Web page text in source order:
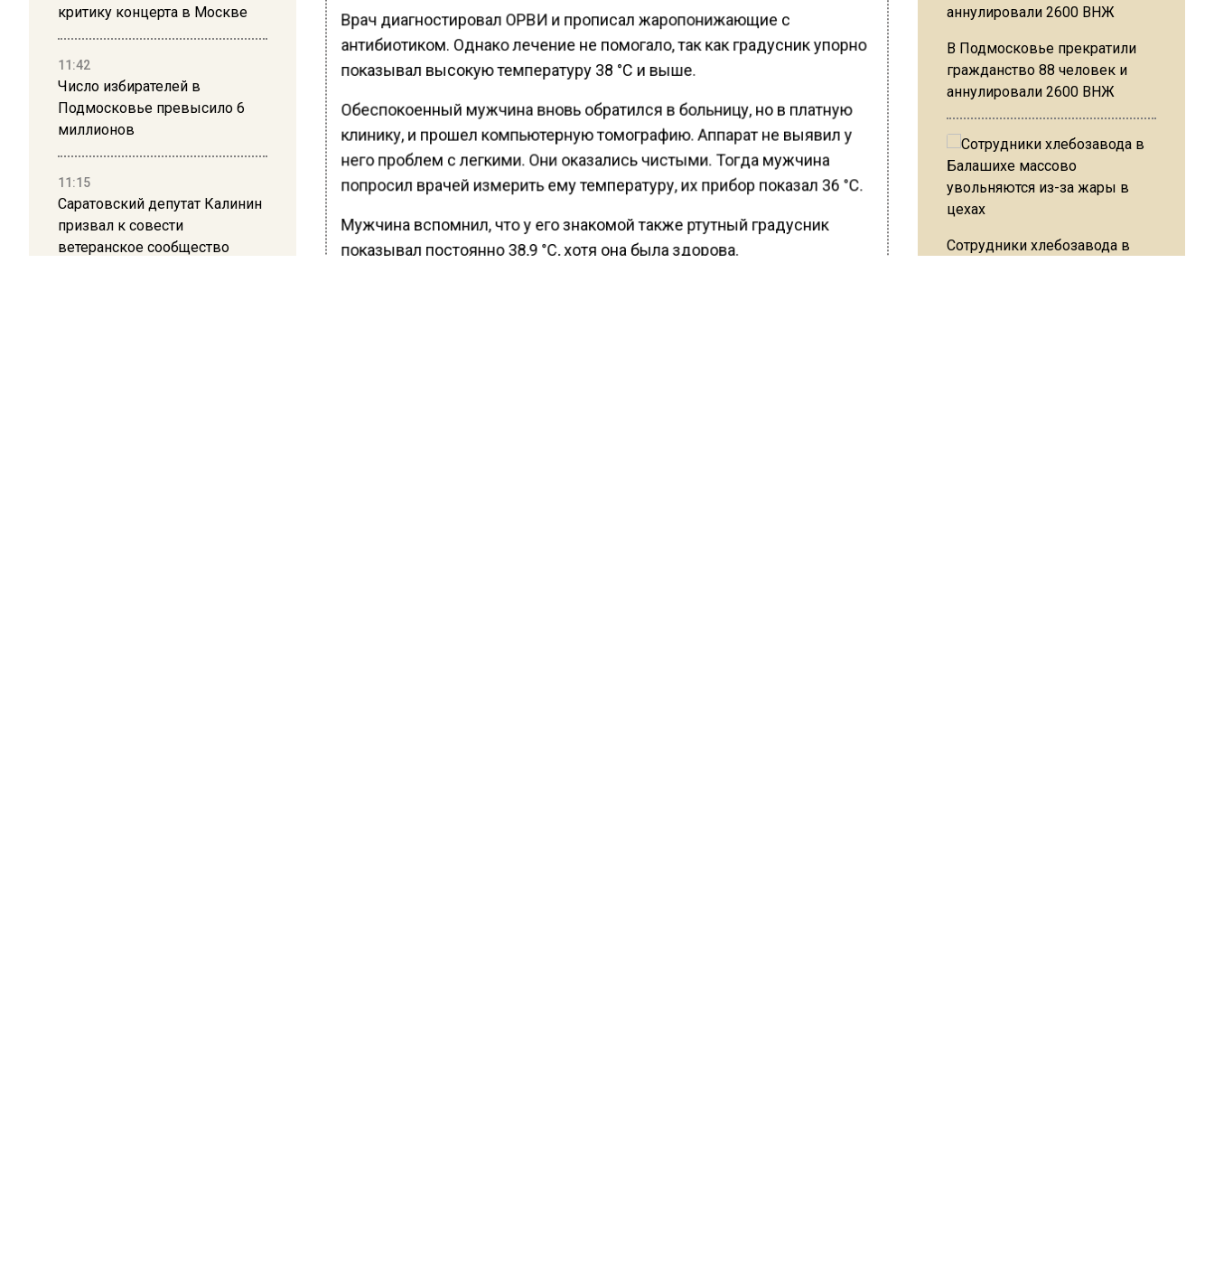
критику концерта в Москве
11:42
Число избирателей в
Подмосковье превысило 6
миллионов
11:15
Саратовский депутат Калинин
призвал к совести
ветеранское сообщество
Врач диагностировал ОРВИ и прописал жаропонижающие с
антибиотиком. Однако лечение не помогало, так как градусник упорно
показывал высокую температуру 38 °C и выше.
Обеспокоенный мужчина вновь обратился в больницу, но в платную
клинику, и прошел компьютерную томографию. Аппарат не выявил у
него проблем с легкими. Они оказались чистыми. Тогда мужчина
попросил врачей измерить ему температуру, их прибор показал 36 °C.
Мужчина вспомнил, что у его знакомой также ртутный градусник
показывал постоянно 38,9 °C, хотя она была здорова.
В Подмосковье прекратили
гражданство 88 человек и
аннулировали 2600 ВНЖ
Сотрудники хлебозавода в